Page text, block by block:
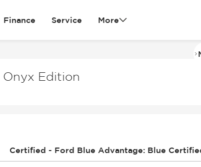
Finance Service More
Onyx Edition
Certified - Ford Blue Advantage: Blue